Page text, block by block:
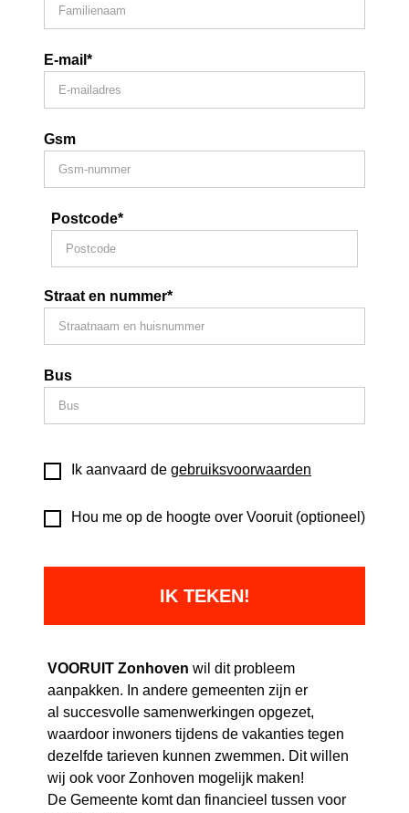
E-mail*
Gsm
Postcode*
Straat en nummer*
Bus
Ik aanvaard de gebruiksvoorwaarden
Hou me op de hoogte over Vooruit (optioneel)
VOORUIT Zonhoven wil dit probleem
aanpakken. In andere gemeenten zijn er
al succesvolle samenwerkingen opgezet,
waardoor inwoners tijdens de vakanties tegen
dezelfde tarieven kunnen zwemmen. Dit willen
wij ook voor Zonhoven mogelijk maken!
De Gemeente komt dan financieel tussen voor